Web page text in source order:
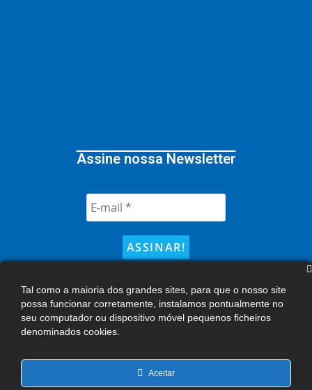
Assine nossa Newsletter
terceiros só poderá ser feito nos termos desta licença ou mediante
autorização expressa do Camp. Qualquer conteúdo de autoria de terceiros,
Tal como a maioria dos grandes sites, para que o nosso site
possa funcionar corretamente, instalamos pontualmente no
seu computador ou dispositivo móvel pequenos ficheiros
denominados cookies.
Aceitar